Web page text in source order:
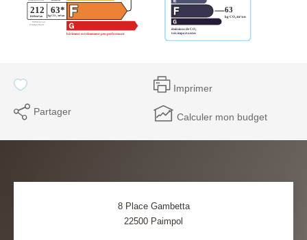
Imprimer
Partager Calculer mon budget
8 Place Gambetta
22500 Paimpol